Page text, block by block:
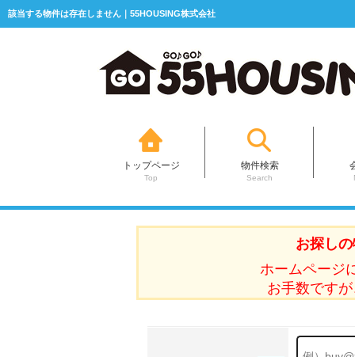
該当する物件は存在しません｜55HOUSING株式会社
トップページ
Top
物件検索
Search
お探し
ホームページ
お手数です